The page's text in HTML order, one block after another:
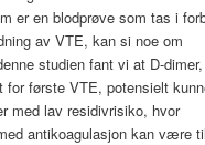
er en blodprøve som tas i
av VTE, kan si noe om
studien fant vi at D-
for første VTE, potensielt
med lav residivrisiko, hvor
antikoagulasjon kan være